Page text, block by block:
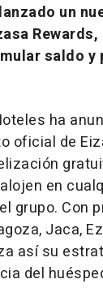
un
saldo y
ha
oficial de
en
grupo. Con
Jaca,
así su
del